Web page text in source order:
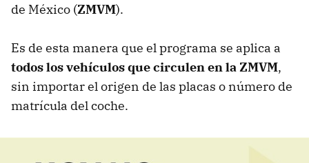
de México (ZMVM).
Es de esta manera que el programa se aplica a
todos los vehículos que circulen en la ZMVM,
sin importar el origen de las placas o número de
matrícula del coche.